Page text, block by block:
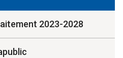
2023-2028